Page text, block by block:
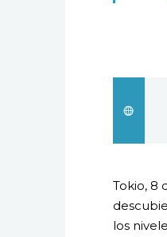
Tokio, 8
los